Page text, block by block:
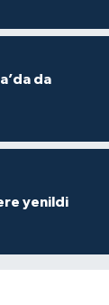
da
yenildi